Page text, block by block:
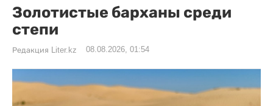
Золотистые барханы среди
степи
Редакция Liter.kz 08.08.2026, 01:54